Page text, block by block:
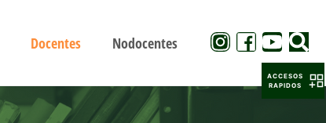
Docentes Nodocentes
ACCESOS
RAPIDOS